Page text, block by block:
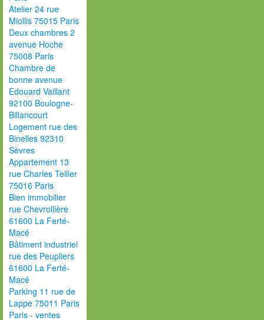
Atelier 24 rue
Miollis 75015 Paris
Deux chambres 2
avenue Hoche
75008 Paris
Chambre de
bonne avenue
Edouard Vaillant
92100 Boulogne-
Billancourt
Logement rue des
Binelles 92310
Sèvres
Appartement 13
rue Charles Tellier
75016 Paris
Bien immobilier
rue Chevrollière
61600 La Ferté-
Macé
Bâtiment industriel
rue des Peupliers
61600 La Ferté-
Macé
Parking 11 rue de
Lappe 75011 Paris
Paris - ventes